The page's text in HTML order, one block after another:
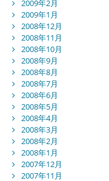
2009年2月
2009年1月
2008年12月
2008年11月
2008年10月
2008年9月
2008年8月
2008年7月
2008年6月
2008年5月
2008年4月
2008年3月
2008年2月
2008年1月
2007年12月
2007年11月